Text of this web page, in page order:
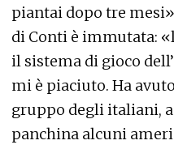
piantai dopo tre
di Conti è immutata:
il sistema di gioco
mi è piaciuto. Ha
gruppo degli italiani,
panchina alcuni